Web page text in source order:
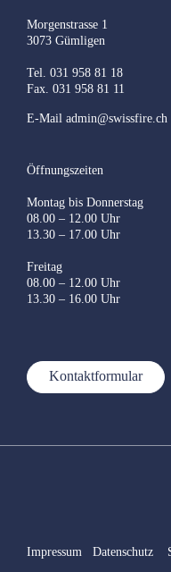
Morgenstrasse 1
3073 Gümligen
Tel. 031 958 81 18
Fax. 031 958 81 11
E-Mail admin@swissfire.ch
Öffnungszeiten
Montag bis Donnerstag
08.00 – 12.00 Uhr
13.30 – 17.00 Uhr
Freitag
08.00 – 12.00 Uhr
13.30 – 16.00 Uhr
Kontaktformular
Impressum Datenschutz